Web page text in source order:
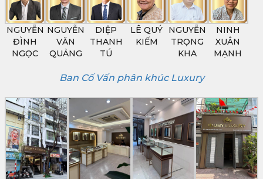
NGUYỄN
ĐÌNH
NGỌC
NGUYỄN
VĂN
QUẢNG
DIỆP
THANH
TÚ
LÊ QUÝ
KIẾM
NGUYỄN
TRỌNG
KHA
NINH
XUÂN
MẠNH
Ban Cố Vấn phân khúc Luxury